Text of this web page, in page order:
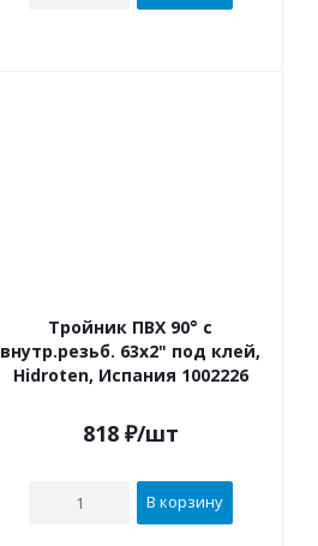
Тройник ПВХ 90° с
внутр.резьб. 63х2" под клей,
Hidroten, Испания 1002226
818₽/шт
В корзину